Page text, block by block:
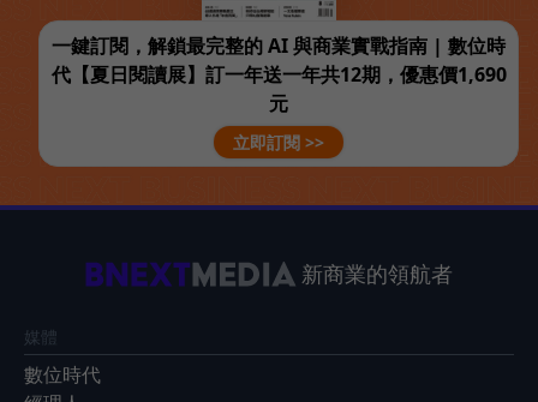
一鍵訂閱，解鎖最完整的 AI 與商業實戰指南 | 數位時
代【夏日閱讀展】訂一年送一年共12期，優惠價1,690
元
立即訂閱 >>
新商業的領航者
媒體
數位時代